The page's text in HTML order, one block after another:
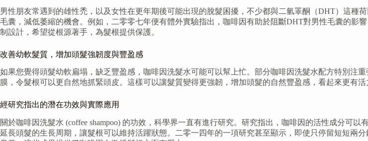
男性朋友常遇到的雄性禿，以及女性在更年期後可能出現的脫髮困擾，不少都與二氫睪酮（DHT）這
毛囊，減低萎縮的機會。例如，二零零七年便有體外實驗指出，咖啡因有助於阻斷DHT對男性毛囊的影
制設計，希望從根源著手，為髮根提供保護。
改善幼軟髮質，增加頭髮強韌度與豐盈感
如果您覺得頭髮幼軟扁塌，缺乏豐盈感，咖啡因洗髮水可能可以幫上忙。部分咖啡因洗髮水配方特別注
膜，令髮根可以更自然地抓緊頭皮。這樣可以讓髮質變得更強韌，增加頭髮的自然豐盈感，看起來更有
經研究指出的潛在功效與實際應用
關於咖啡因洗髮水 (coffee shampoo) 的功效，科學界一直有進行研究。研究指出，咖啡因的活性成分可
延長頭髮的生長周期，讓髮根可以維持活躍狀態。二零一四年的一項研究甚至顯示，即使只停留短短兩